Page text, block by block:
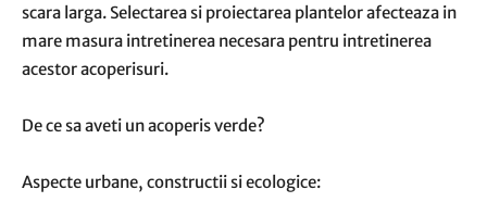
scara larga. Selectarea si proiectarea plantelor afecteaza in
mare masura intretinerea necesara pentru intretinerea
acestor acoperisuri.
De ce sa aveti un acoperis verde?
Aspecte urbane, constructii si ecologice: